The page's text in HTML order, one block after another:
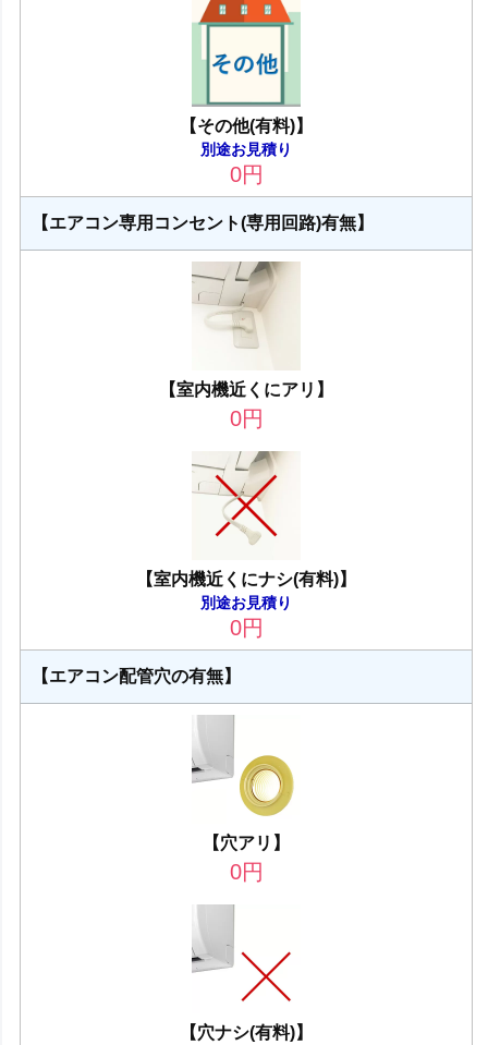
【その他(有料)】
別途お見積り
0円
【エアコン専用コンセント(専用回路)有無】
【室内機近くにアリ】
0円
【室内機近くにナシ(有料)】
別途お見積り
0円
【エアコン配管穴の有無】
【穴アリ】
0円
【穴ナシ(有料)】